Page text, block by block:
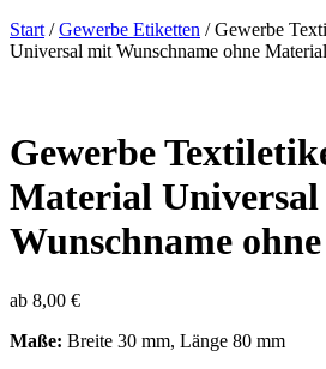
Start /Gewerbe Etiketten / Gewerbe
Universal mit Wunschname ohne Material
Gewerbe
Material
Wunschname
ab 8,00 €
Maße: Breite 30 mm, Länge 80 mm